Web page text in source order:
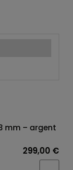
mm – argent
299,00 €